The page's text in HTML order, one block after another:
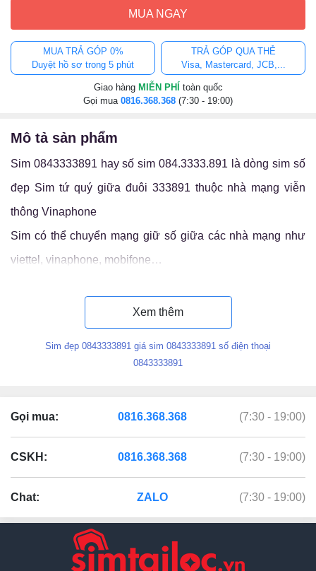
MUA NGAY
MUA TRẢ GÓP 0%
Duyệt hồ sơ trong 5 phút
TRẢ GÓP QUA THẺ
Visa, Mastercard, JCB,...
Giao hàng MIỄN PHÍ toàn quốc
Gọi mua 0816.368.368 (7:30 - 19:00)
mô tả sản phẩm
Sim 0843333891 hay số sim 084.3333.891 là dòng sim số
đẹp Sim tứ quý giữa đuôi 333891 thuộc nhà mạng viễn
thông Vinaphone
Sim có thể chuyển mạng giữ số giữa các nhà mạng như
viettel, vinaphone, mobifone…
Xem thêm
Sim đẹp 0843333891 giá sim 0843333891 số điện thoại
0843333891
Gọi mua: 0816.368.368 (7:30 - 19:00)
CSKH: 0816.368.368 (7:30 - 19:00)
Chat: ZALO (7:30 - 19:00)